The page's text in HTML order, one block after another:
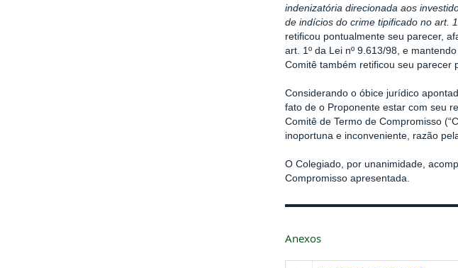
indenizatória direcionada aos
de indícios do crime tipificado no art.
retificou pontualmente seu parecer,
art. 1º da Lei nº 9.613/98, e
Comitê também retificou seu parecer
Considerando o óbice jurídico
fato de o Proponente estar com seu
Comitê de Termo de Compromisso
inoportuna e inconveniente, razão
O Colegiado, por unanimidade,
Compromisso apresentada.
Anexos